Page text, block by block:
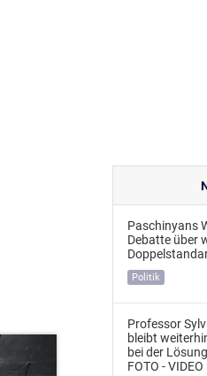
Paschinyans
Debatte über
Politik
Professor
bleibt
bei der
FOTO - VIDEO